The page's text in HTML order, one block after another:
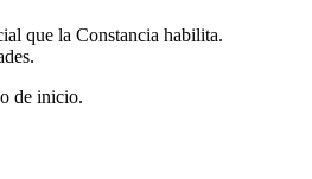
que la Constancia habilita.
de inicio.